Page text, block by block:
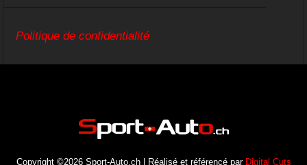
Politique de confidentialité
Copyright ©2026 Sport-Auto.ch | Réalisé et référencé par Digital Cuts